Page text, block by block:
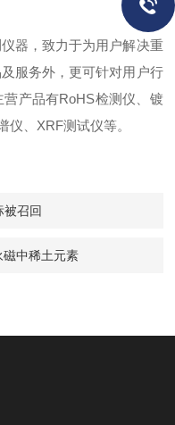
器，致力于为用户解决重
服务外，更可针对用户行
产品有RoHS检测仪、镀
仪、XRF测试仪等。
被召回
磁中稀土元素